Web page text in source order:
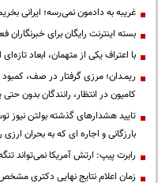
غریبه به دادمون نمی‌رسه؛ ایرانی
بسته اینترنت رایگان برای خبرنگاران
با اعتراف یکی از متهمان، ابعاد
کامیون در انتظار، رانندگان بدون
تایید هشدارهای گذشته بولتن
بارزگانی و اجاره ای که به بحران ارزی
رابرت پیپ: ارتش آمریکا نمی‌تواند
زمان اعلام نتایج نهایی دکتری